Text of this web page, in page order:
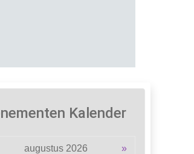
Kalender
augustus 2026 »